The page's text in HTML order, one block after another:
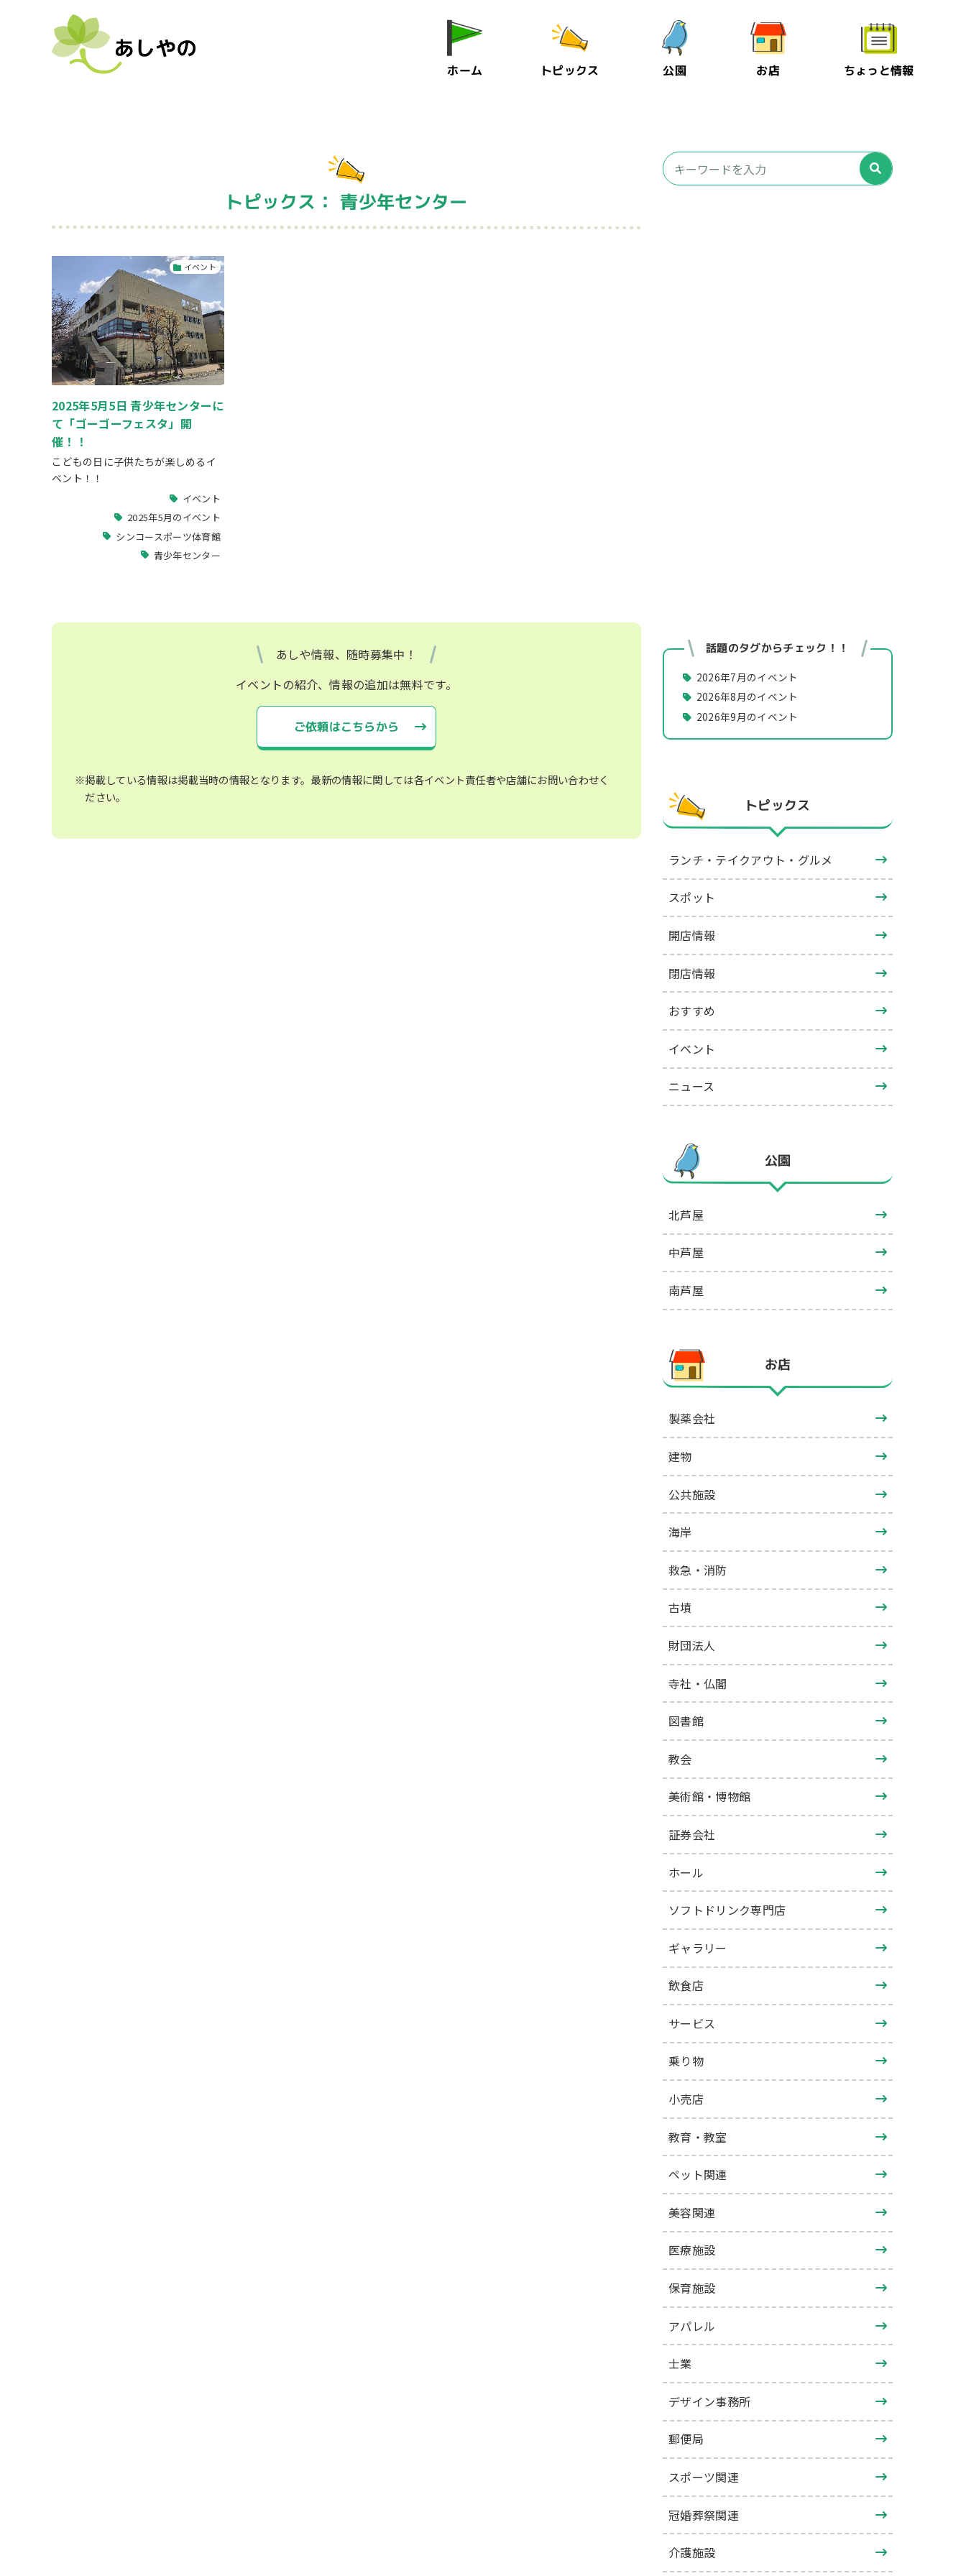
ホーム トピックス 公園 お店 ちょっと情報
トピックス： 青少年センター
イベント
2025年5月5日 青少年センターに
て「ゴーゴーフェスタ」開
催！！
こどもの日に子供たちが楽しめるイ
ベント！！
イベント
2025年5月のイベント
シンコースポーツ体育館
青少年センター
あしや情報、随時募集中！
イベントの紹介、情報の追加は無料です。
ご依頼はこちらから
※掲載している情報は掲載当時の情報となります。最新の情報に関しては各イベント責任者や店舗にお問い合わせく
ださい。
話題のタグからチェック！！
2026年7月のイベント
2026年8月のイベント
2026年9月のイベント
トピックス
ランチ・テイクアウト・グルメ
スポット
開店情報
閉店情報
おすすめ
イベント
ニュース
公園
北芦屋
中芦屋
南芦屋
お店
製薬会社
建物
公共施設
海岸
救急・消防
古墳
財団法人
寺社・仏閣
図書館
教会
美術館・博物館
証券会社
ホール
ソフトドリンク専門店
ギャラリー
飲食店
サービス
乗り物
小売店
教育・教室
ペット関連
美容関連
医療施設
保育施設
アパレル
士業
デザイン事務所
郵便局
スポーツ関連
冠婚葬祭関連
介護施設